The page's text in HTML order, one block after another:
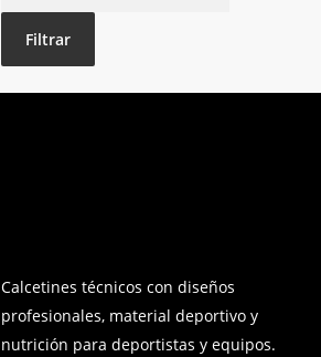
máximo
Filtrar
Calcetines técnicos con diseños
profesionales, material deportivo y
nutrición para deportistas y equipos.